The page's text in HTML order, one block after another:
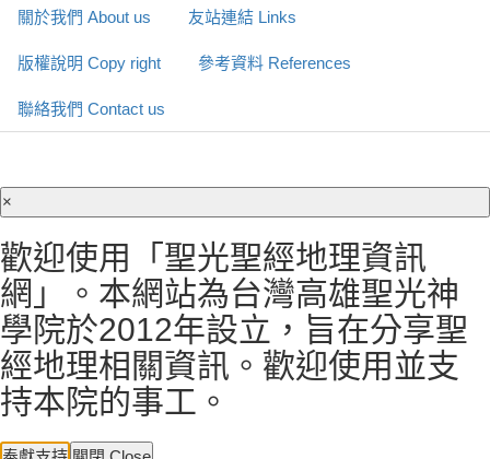
關於我們 About us 友站連結 Links
版權說明 Copy right 參考資料 References
聯絡我們 Contact us
×
歡迎使用「聖光聖經地理資訊
網」。本網站為台灣高雄聖光神
學院於2012年設立，旨在分享聖
經地理相關資訊。歡迎使用並支
持本院的事工。